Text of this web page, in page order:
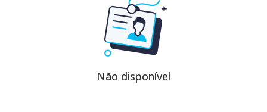
Não disponível